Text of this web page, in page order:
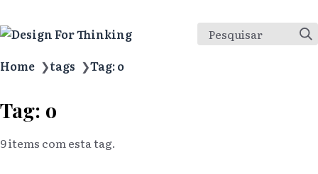
Pesquisar
Home ❯tags ❯Tag: o
Tag: o
9 items com esta tag.